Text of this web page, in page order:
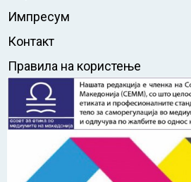
Импресум
Контакт
Правила на користење